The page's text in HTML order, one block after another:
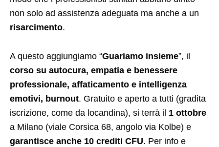
non solo ad assistenza adeguata ma anche a un
risarcimento.
A questo aggiungiamo “Guariamo insieme”, il
corso su autocura, empatia e benessere
professionale, affaticamento e intelligenza
emotivi, burnout. Gratuito e aperto a tutti (gradita
iscrizione, come da locandina), si terrà il 1 ottobre
a Milano (viale Corsica 68, angolo via Kolbe) e
garantisce anche 10 crediti CFU. Per info e